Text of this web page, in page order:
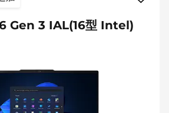
Gen 3 IAL(16型 Intel)